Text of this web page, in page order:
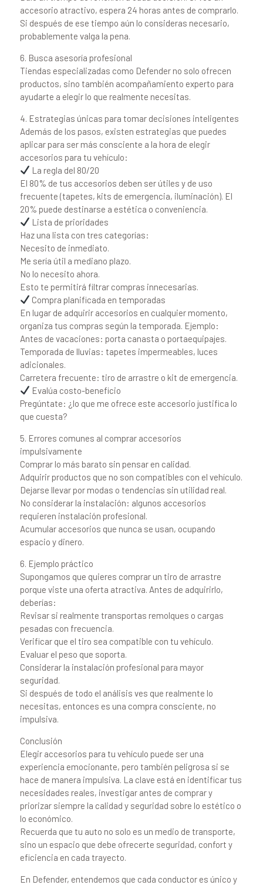
accesorio atractivo, espera 24 horas antes de comprarlo.
Si después de ese tiempo aún lo consideras necesario,
probablemente valga la pena.
6. Busca asesoría profesional
Tiendas especializadas como Defender no solo ofrecen
productos, sino también acompañamiento experto para
ayudarte a elegir lo que realmente necesitas.
4. Estrategias únicas para tomar decisiones inteligentes
Además de los pasos, existen estrategias que puedes
aplicar para ser más consciente a la hora de elegir
accesorios para tu vehículo:
La regla del 80/20
El 80% de tus accesorios deben ser útiles y de uso
frecuente (tapetes, kits de emergencia, iluminación). El
20% puede destinarse a estética o conveniencia.
Lista de prioridades
Haz una lista con tres categorías:
Necesito de inmediato.
Me sería útil a mediano plazo.
No lo necesito ahora.
Esto te permitirá filtrar compras innecesarias.
Compra planificada en temporadas
En lugar de adquirir accesorios en cualquier momento,
organiza tus compras según la temporada. Ejemplo:
Antes de vacaciones: porta canasta o portaequipajes.
Temporada de lluvias: tapetes impermeables, luces
adicionales.
Carretera frecuente: tiro de arrastre o kit de emergencia.
Evalúa costo-beneficio
Pregúntate: ¿lo que me ofrece este accesorio justifica lo
que cuesta?
5. Errores comunes al comprar accesorios
impulsivamente
Comprar lo más barato sin pensar en calidad.
Adquirir productos que no son compatibles con el vehículo.
Dejarse llevar por modas o tendencias sin utilidad real.
No considerar la instalación: algunos accesorios
requieren instalación profesional.
Acumular accesorios que nunca se usan, ocupando
espacio y dinero.
6. Ejemplo práctico
Supongamos que quieres comprar un tiro de arrastre
porque viste una oferta atractiva. Antes de adquirirlo,
deberías:
Revisar si realmente transportas remolques o cargas
pesadas con frecuencia.
Verificar que el tiro sea compatible con tu vehículo.
Evaluar el peso que soporta.
Considerar la instalación profesional para mayor
seguridad.
Si después de todo el análisis ves que realmente lo
necesitas, entonces es una compra consciente, no
impulsiva.
Conclusión
Elegir accesorios para tu vehículo puede ser una
experiencia emocionante, pero también peligrosa si se
hace de manera impulsiva. La clave está en identificar tus
necesidades reales, investigar antes de comprar y
priorizar siempre la calidad y seguridad sobre lo estético o
lo económico.
Recuerda que tu auto no solo es un medio de transporte,
sino un espacio que debe ofrecerte seguridad, confort y
eficiencia en cada trayecto.
En Defender, entendemos que cada conductor es único y